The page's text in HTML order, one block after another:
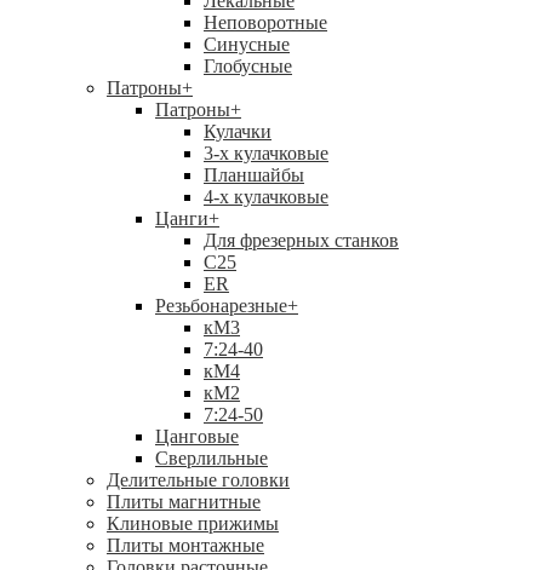
Неповоротные
Синусные
Глобусные
Патроны+
Патроны+
Кулачки
3-х кулачковые
Планшайбы
4-х кулачковые
Цанги+
Для фрезерных станков
С25
ER
Резьбонарезные+
кМ3
7:24-40
кМ4
кМ2
7:24-50
Цанговые
Сверлильные
Делительные головки
Плиты магнитные
Клиновые прижимы
Плиты монтажные